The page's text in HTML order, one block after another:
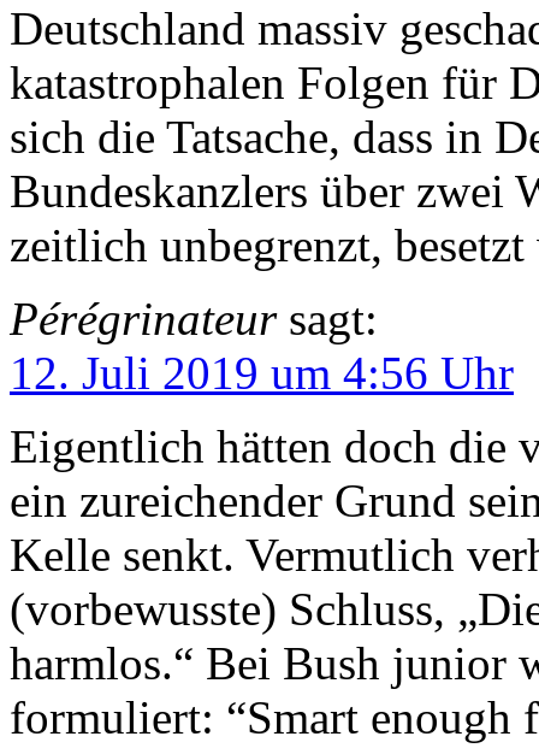
Deutschland massiv
katastrophalen Folgen für
sich die Tatsache, dass in
Bundeskanzlers über zwei
zeitlich unbegrenzt,
Pérégrinateur sagt:
12. Juli 2019 um 4:56 Uhr
Eigentlich hätten doch die
ein zureichender Grund
Kelle senkt. Vermutlich
(vorbewusste) Schluss,
harmlos.“ Bei Bush junior
formuliert: “Smart enough